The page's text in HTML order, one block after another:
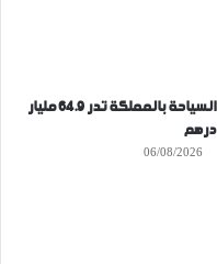
السياحة بالمملكة تدر 64.9 مليار
درهم
06/08/2026